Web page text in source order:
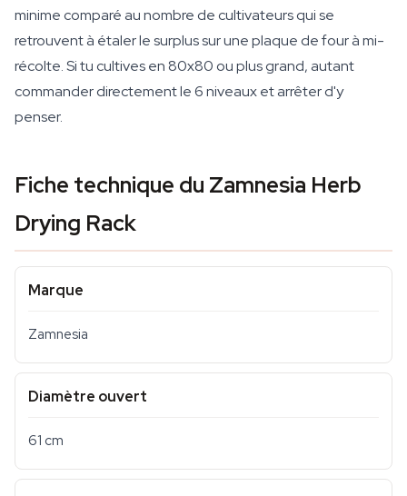
minime comparé au nombre de cultivateurs qui se
retrouvent à étaler le surplus sur une plaque de four à mi-
récolte. Si tu cultives en 80x80 ou plus grand, autant
commander directement le 6 niveaux et arrêter d'y
penser.
Fiche technique du Zamnesia Herb
Drying Rack
Marque
Zamnesia
Diamètre ouvert
61 cm